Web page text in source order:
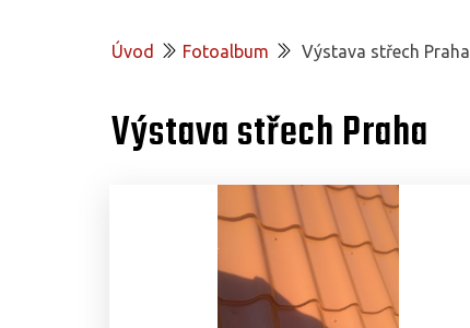
Úvod Fotoalbum Výstava střech Praha
Výstava střech Praha